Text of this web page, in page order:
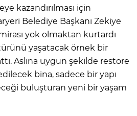
kazandırılması için
Belediye Başkanı Zekiye
yok olmaktan kurtardı
yaşatacak örnek bir
Aslına uygun şekilde restore
bina, sadece bir yapı
buluşturan yeni bir yaşam